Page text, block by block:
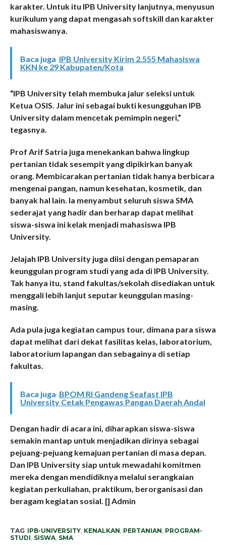
karakter. Untuk itu IPB University lanjutnya, menyusun
kurikulum yang dapat mengasah softskill dan karakter
mahasiswanya.
Baca juga IPB University Kirim 2.555 Mahasiswa
KKN ke 29 Kabupaten/Kota
“IPB University telah membuka jalur seleksi untuk
Ketua OSIS. Jalur ini sebagai bukti kesungguhan IPB
University dalam mencetak pemimpin negeri,”
tegasnya.
Prof Arif Satria juga menekankan bahwa lingkup
pertanian tidak sesempit yang dipikirkan banyak
orang. Membicarakan pertanian tidak hanya berbicara
mengenai pangan, namun kesehatan, kosmetik, dan
banyak hal lain. Ia menyambut seluruh siswa SMA
sederajat yang hadir dan berharap dapat melihat
siswa-siswa ini kelak menjadi mahasiswa IPB
University.
Jelajah IPB University juga diisi dengan pemaparan
keunggulan program studi yang ada di IPB University.
Tak hanya itu, stand fakultas/sekolah disediakan untuk
menggali lebih lanjut seputar keunggulan masing-
masing.
Ada pula juga kegiatan campus tour, dimana para siswa
dapat melihat dari dekat fasilitas kelas, laboratorium,
laboratorium lapangan dan sebagainya di setiap
fakultas.
Baca juga BPOM RI Gandeng Seafast IPB
University Cetak Pengawas Pangan Daerah Andal
Dengan hadir di acara ini, diharapkan siswa-siswa
semakin mantap untuk menjadikan dirinya sebagai
pejuang-pejuang kemajuan pertanian di masa depan.
Dan IPB University siap untuk mewadahi komitmen
mereka dengan mendidiknya melalui serangkaian
kegiatan perkuliahan, praktikum, berorganisasi dan
beragam kegiatan sosial. [] Admin
TAG IPB-UNIVERSITY, KENALKAN, PERTANIAN, PROGRAM-
STUDI, SISWA, SMA